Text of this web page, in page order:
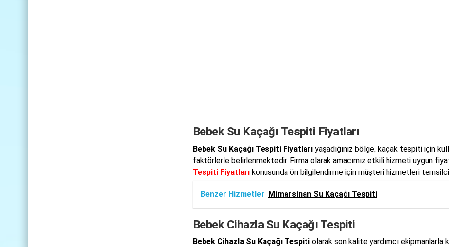
Bebek Su Kaçağı Tespiti Fiyatları
Bebek Su Kaçağı Tespiti Fiyatlarıyaşadığınız bölge, kaçak tespiti için
faktörlerle belirlenmektedir. Firma olarak amacımız etkili hizmeti uygun
Tespiti Fiyatlarıkonusunda ön bilgilendirme için müşteri hizmetleri
Benzer Hizmetler Mimarsinan Su Kaçağı Tespiti
Bebek Cihazla Su Kaçağı Tespiti
Bebek Cihazla Su Kaçağı Tespitiolarak son kalite yardımcı ekipmanlarla